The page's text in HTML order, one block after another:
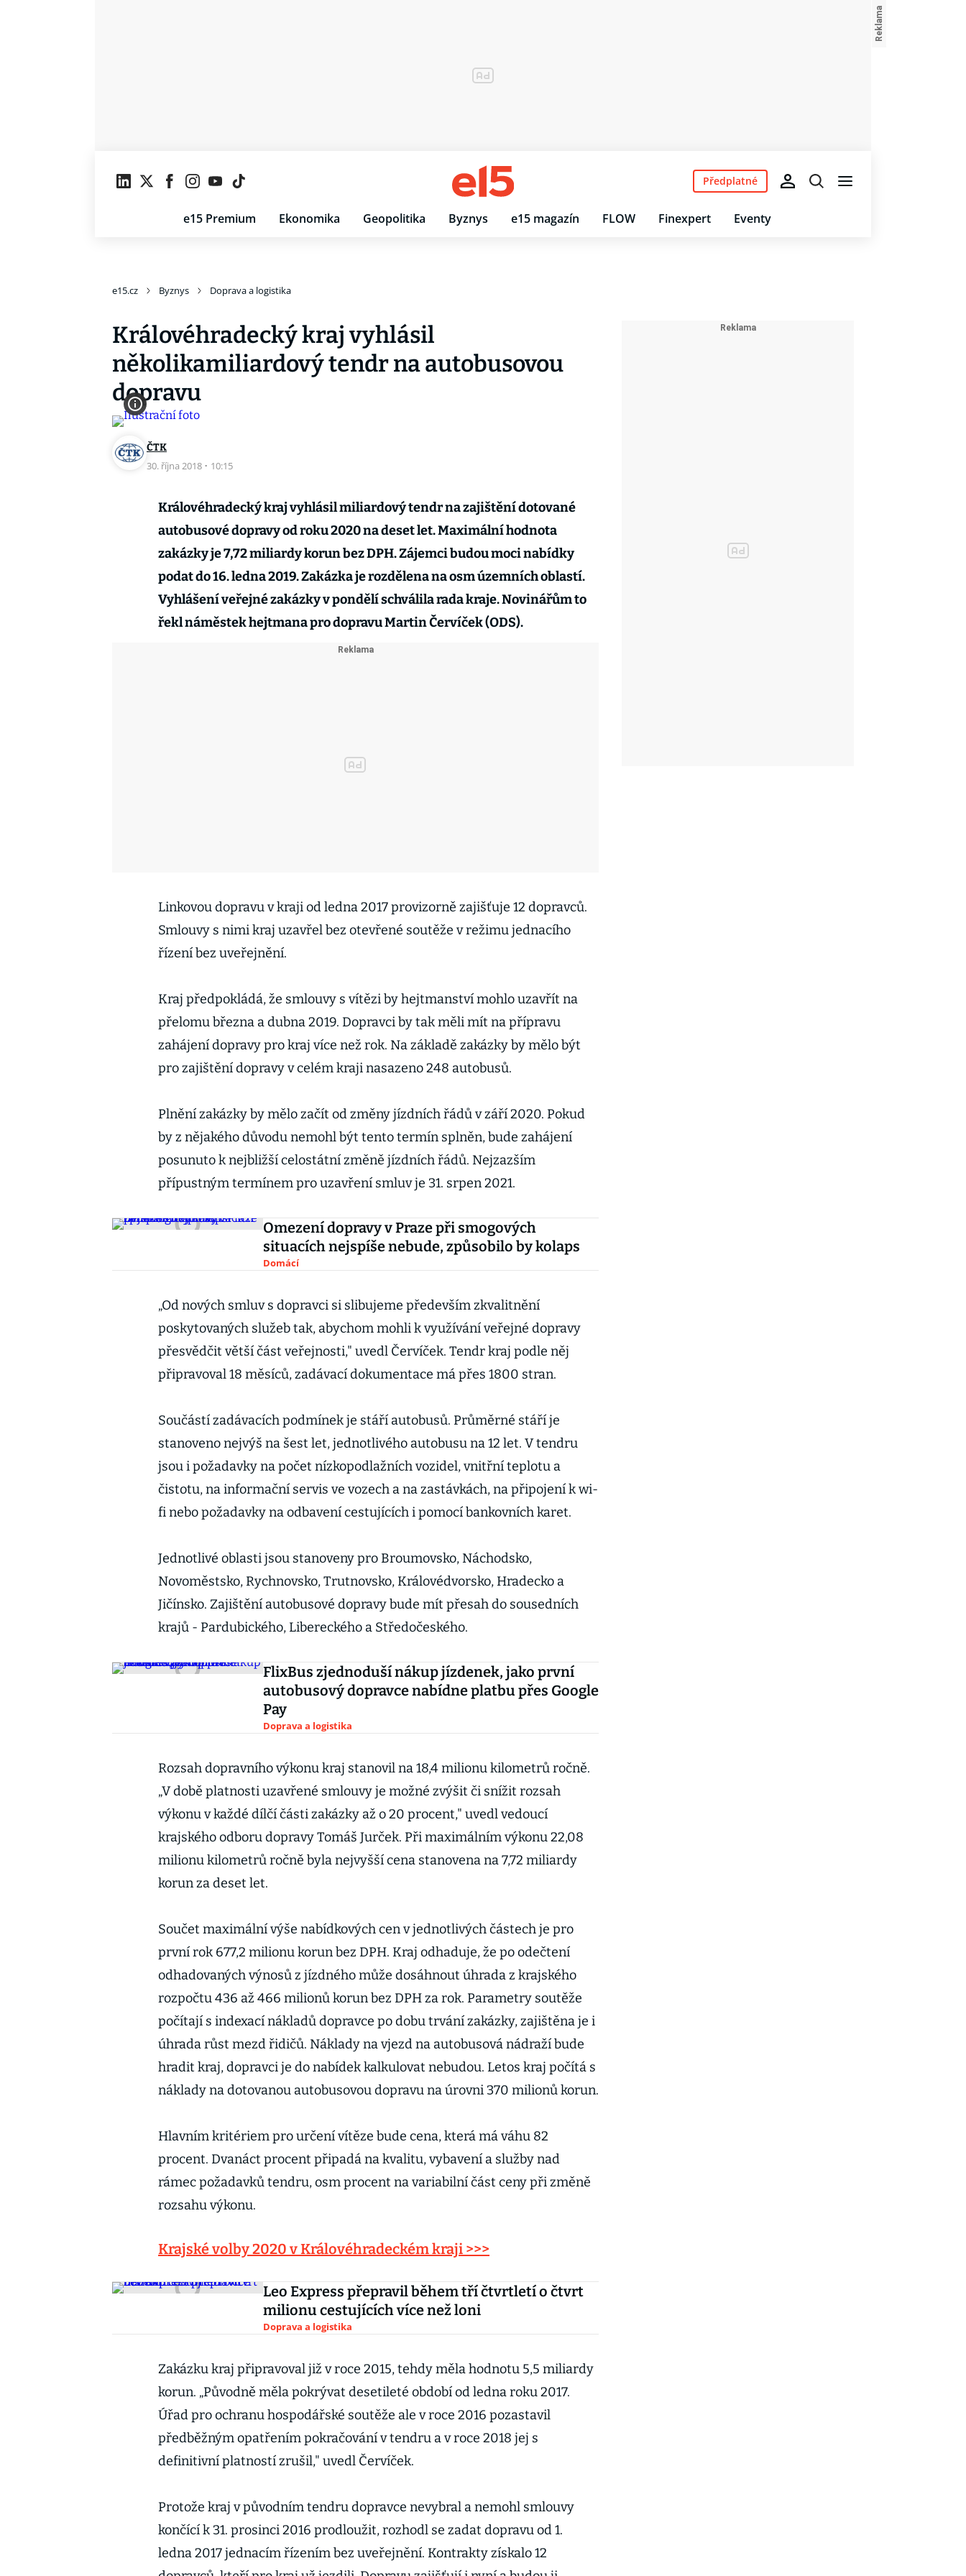
e15 Premium Ekonomika Geopolitika Byznys e15 magazín FLOW Finexpert Eventy
Předplatné
e15.cz Byznys Doprava a logistika
Královéhradecký kraj vyhlásil
několikamiliardový tendr na autobusovou
dopravu
ČTK
30. října 2018 · 10:15
Královéhradecký kraj vyhlásil miliardový tendr na zajištění dotované
autobusové dopravy od roku 2020 na deset let. Maximální hodnota
zakázky je 7,72 miliardy korun bez DPH. Zájemci budou moci nabídky
podat do 16. ledna 2019. Zakázka je rozdělena na osm územních oblastí.
Vyhlášení veřejné zakázky v pondělí schválila rada kraje. Novinářům to
řekl náměstek hejtmana pro dopravu Martin Červíček (ODS).
Linkovou dopravu v kraji od ledna 2017 provizorně zajišťuje 12 dopravců.
Smlouvy s nimi kraj uzavřel bez otevřené soutěže v režimu jednacího
řízení bez uveřejnění.
Kraj předpokládá, že smlouvy s vítězi by hejtmanství mohlo uzavřít na
přelomu března a dubna 2019. Dopravci by tak měli mít na přípravu
zahájení dopravy pro kraj více než rok. Na základě zakázky by mělo být
pro zajištění dopravy v celém kraji nasazeno 248 autobusů.
Plnění zakázky by mělo začít od změny jízdních řádů v září 2020. Pokud
by z nějakého důvodu nemohl být tento termín splněn, bude zahájení
posunuto k nejbližší celostátní změně jízdních řádů. Nejzazším
přípustným termínem pro uzavření smluv je 31. srpen 2021.
Omezení dopravy v Praze při smogových
situacích nejspíše nebude, způsobilo by kolaps
Domácí
„Od nových smluv s dopravci si slibujeme především zkvalitnění
poskytovaných služeb tak, abychom mohli k využívání veřejné dopravy
přesvědčit větší část veřejnosti," uvedl Červíček. Tendr kraj podle něj
připravoval 18 měsíců, zadávací dokumentace má přes 1800 stran.
Součástí zadávacích podmínek je stáří autobusů. Průměrné stáří je
stanoveno nejvýš na šest let, jednotlivého autobusu na 12 let. V tendru
jsou i požadavky na počet nízkopodlažních vozidel, vnitřní teplotu a
čistotu, na informační servis ve vozech a na zastávkách, na připojení k wi-
fi nebo požadavky na odbavení cestujících i pomocí bankovních karet.
Jednotlivé oblasti jsou stanoveny pro Broumovsko, Náchodsko,
Novoměstsko, Rychnovsko, Trutnovsko, Královédvorsko, Hradecko a
Jičínsko. Zajištění autobusové dopravy bude mít přesah do sousedních
krajů - Pardubického, Libereckého a Středočeského.
FlixBus zjednoduší nákup jízdenek, jako první
autobusový dopravce nabídne platbu přes Google
Pay
Doprava a logistika
Rozsah dopravního výkonu kraj stanovil na 18,4 milionu kilometrů ročně.
„V době platnosti uzavřené smlouvy je možné zvýšit či snížit rozsah
výkonu v každé dílčí části zakázky až o 20 procent," uvedl vedoucí
krajského odboru dopravy Tomáš Jurček. Při maximálním výkonu 22,08
milionu kilometrů ročně byla nejvyšší cena stanovena na 7,72 miliardy
korun za deset let.
Součet maximální výše nabídkových cen v jednotlivých částech je pro
první rok 677,2 milionu korun bez DPH. Kraj odhaduje, že po odečtení
odhadovaných výnosů z jízdného může dosáhnout úhrada z krajského
rozpočtu 436 až 466 milionů korun bez DPH za rok. Parametry soutěže
počítají s indexací nákladů dopravce po dobu trvání zakázky, zajištěna je i
úhrada růst mezd řidičů. Náklady na vjezd na autobusová nádraží bude
hradit kraj, dopravci je do nabídek kalkulovat nebudou. Letos kraj počítá s
náklady na dotovanou autobusovou dopravu na úrovni 370 milionů korun.
Hlavním kritériem pro určení vítěze bude cena, která má váhu 82
procent. Dvanáct procent připadá na kvalitu, vybavení a služby nad
rámec požadavků tendru, osm procent na variabilní část ceny při změně
rozsahu výkonu.
Krajské volby 2020 v Královéhradeckém kraji >>>
Leo Express přepravil během tří čtvrtletí o čtvrt
milionu cestujících více než loni
Doprava a logistika
Zakázku kraj připravoval již v roce 2015, tehdy měla hodnotu 5,5 miliardy
korun. „Původně měla pokrývat desetileté období od ledna roku 2017.
Úřad pro ochranu hospodářské soutěže ale v roce 2016 pozastavil
předběžným opatřením pokračování v tendru a v roce 2018 jej s
definitivní platností zrušil," uvedl Červíček.
Protože kraj v původním tendru dopravce nevybral a nemohl smlouvy
končící k 31. prosinci 2016 prodloužit, rozhodl se zadat dopravu od 1.
ledna 2017 jednacím řízením bez uveřejnění. Kontrakty získalo 12